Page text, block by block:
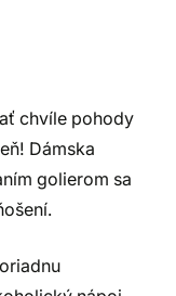
chvíle pohody
Dámska
golierom sa